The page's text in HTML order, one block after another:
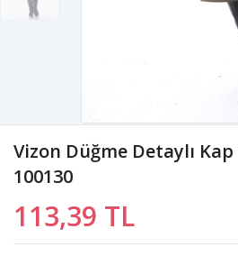
Vizon Düğme Detaylı Kap
100130
113,39 TL